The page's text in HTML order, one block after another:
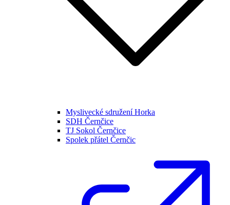
Myslivecké sdružení Horka
SDH Černčice
TJ Sokol Černčice
Spolek přátel Černčic